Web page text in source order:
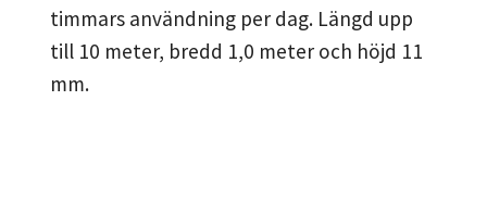
timmars användning per dag. Längd upp
till 10 meter, bredd 1,0 meter och höjd 11
mm.